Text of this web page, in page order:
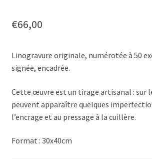
€66,00
Linogravure originale, numérotée à 50
signée, encadrée.
Cette œuvre est un tirage artisanal : sur
peuvent apparaître quelques
l’encrage et au pressage à la cuillère.
Format : 30x40cm